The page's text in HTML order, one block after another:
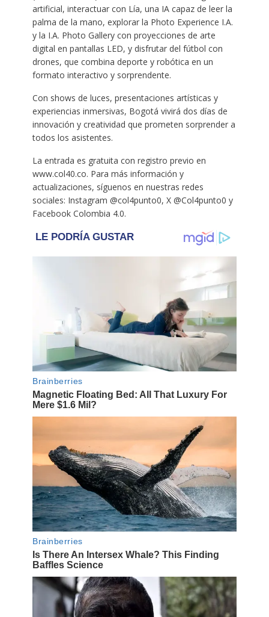
artificial, interactuar con Lía, una IA capaz de leer la
palma de la mano, explorar la Photo Experience I.A.
y la I.A. Photo Gallery con proyecciones de arte
digital en pantallas LED, y disfrutar del fútbol con
drones, que combina deporte y robótica en un
formato interactivo y sorprendente.
Con shows de luces, presentaciones artísticas y
experiencias inmersivas, Bogotá vivirá dos días de
innovación y creatividad que prometen sorprender a
todos los asistentes.
La entrada es gratuita con registro previo en
www.col40.co. Para más información y
actualizaciones, síguenos en nuestras redes
sociales: Instagram @col4punto0, X @Col4punto0 y
Facebook Colombia 4.0.